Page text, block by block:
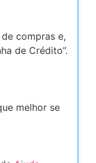
compras e,
de Crédito”.
melhor se